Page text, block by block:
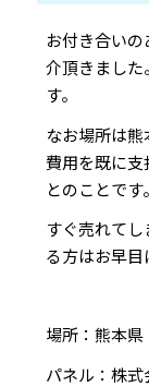
お付き合い
介頂きました
す。
なお場所は
費用を既に支
とのことです。
すぐ売れて
る方はお早目
場所：熊本県
パネル：株